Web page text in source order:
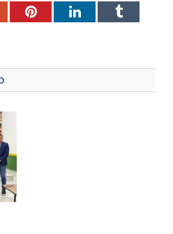
PinterestLinkedInTumblr